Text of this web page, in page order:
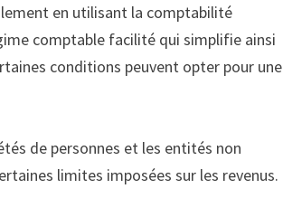
en utilisant la comptabilité
comptable facilité qui simplifie ainsi
conditions peuvent opter pour une
de personnes et les entités non
limites imposées sur les revenus.